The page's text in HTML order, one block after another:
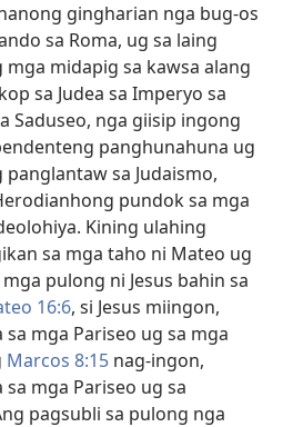
gingharian nga bug-os
sa Roma, ug sa laing
midapig sa kawsa alang
sa Judea sa Imperyo sa
Saduseo, nga giisip ingong
panghunahuna ug
sa Judaismo,
pundok sa mga
Kining ulahing
sa mga taho ni Mateo ug
pulong ni Jesus bahin sa
16:​6, si Jesus miingon,
mga Pariseo ug sa mga
Marcos 8:15 nag-ingon,
mga Pariseo ug sa
pagsubli sa pulong nga